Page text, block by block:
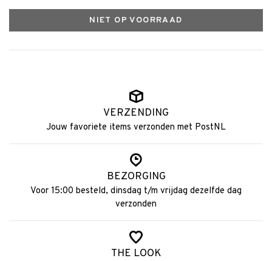
NIET OP VOORRAAD
VERZENDING
Jouw favoriete items verzonden met PostNL
BEZORGING
Voor 15:00 besteld, dinsdag t/m vrijdag dezelfde dag
verzonden
THE LOOK